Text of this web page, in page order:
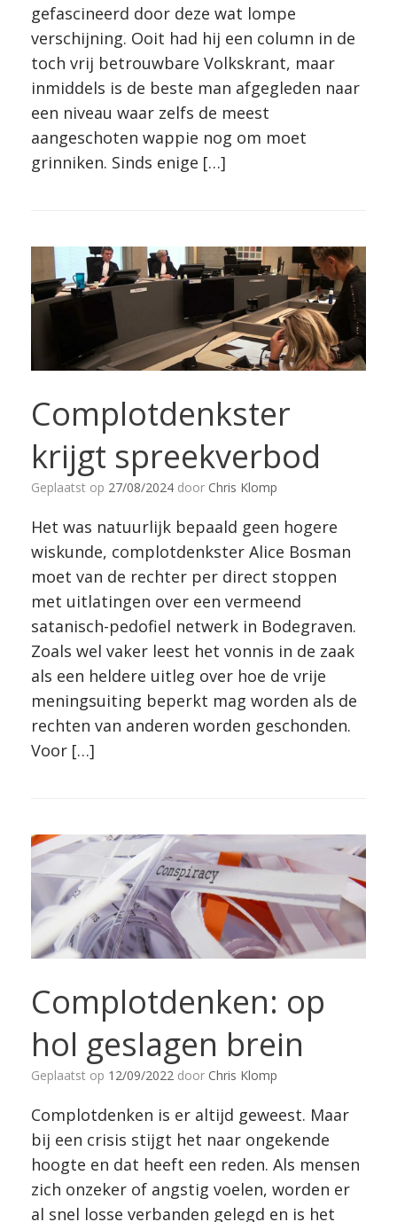
gefascineerd door deze wat lompe
verschijning. Ooit had hij een column in de
toch vrij betrouwbare Volkskrant, maar
inmiddels is de beste man afgegleden naar
een niveau waar zelfs de meest
aangeschoten wappie nog om moet
grinniken. Sinds enige […]
Complotdenkster
krijgt spreekverbod
Geplaatst op 27/08/2024 door Chris Klomp
Het was natuurlijk bepaald geen hogere
wiskunde, complotdenkster Alice Bosman
moet van de rechter per direct stoppen
met uitlatingen over een vermeend
satanisch-pedofiel netwerk in Bodegraven.
Zoals wel vaker leest het vonnis in de zaak
als een heldere uitleg over hoe de vrije
meningsuiting beperkt mag worden als de
rechten van anderen worden geschonden.
Voor […]
Complotdenken: op
hol geslagen brein
Geplaatst op 12/09/2022 door Chris Klomp
Complotdenken is er altijd geweest. Maar
bij een crisis stijgt het naar ongekende
hoogte en dat heeft een reden. Als mensen
zich onzeker of angstig voelen, worden er
al snel losse verbanden gelegd en is het